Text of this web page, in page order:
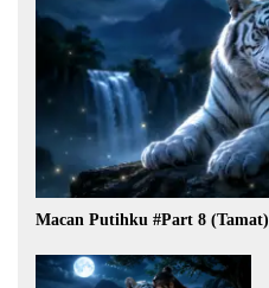
Macan Putihku #Part 8 (Tamat)